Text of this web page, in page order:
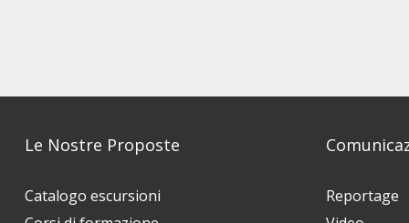
Le Nostre Proposte
Catalogo escursioni
Reportage